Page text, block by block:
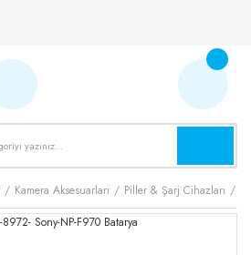
Kamera Aksesuarları Piller & Şarj Cihazları